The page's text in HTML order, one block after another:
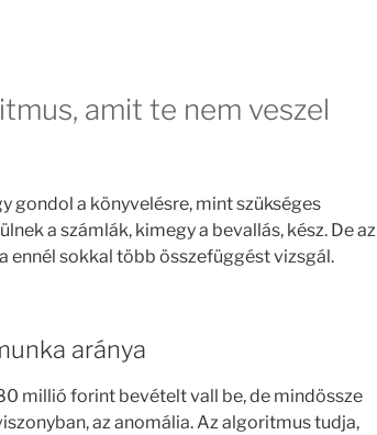
amit te nem veszel
gondol a könyvelésre, mint szükséges
a számlák, kimegy a bevallás, kész. De az
ennél sokkal több összefüggést vizsgál.
aránya
millió forint bevételt vall be, de mindössze
az anomália. Az algoritmus tudja,